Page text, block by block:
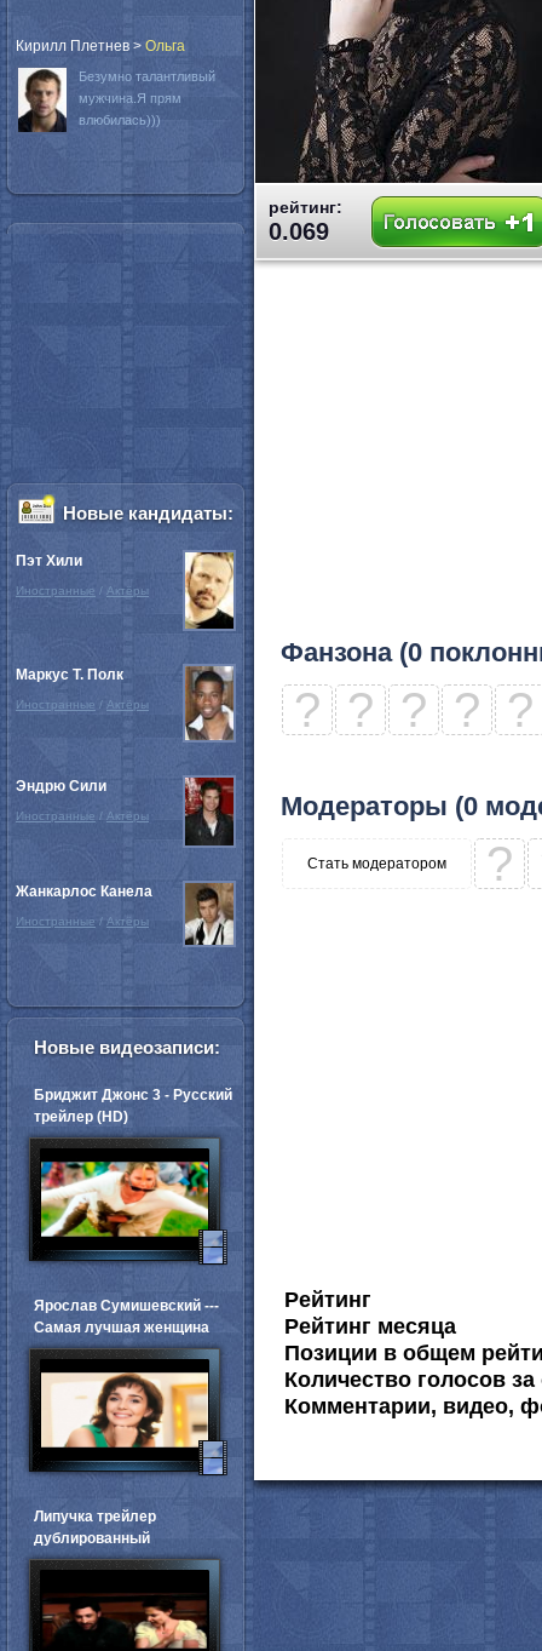
рейтинг:
0.069
Фанзона (0
? ? ? ? ?
Модераторы (0
Стать модератором ?
Рейтинг
Рейтинг месяца
Позиции в общем
Количество голосов за
Комментарии, видео,
Кирилл Плетнев > Oльга
Безумно талантливый
мужчина.Я прям
влюбилась)))
Новые кандидаты:
Пэт Хили
Иностранные / Актёры
Маркус Т. Полк
Иностранные / Актёры
Эндрю Сили
Иностранные / Актёры
Жанкарлос Канела
Иностранные / Актёры
Новые видеозаписи:
Бриджит Джонс 3 - Русский
трейлер (HD)
Ярослав Сумишевский ---
Самая лучшая женщина
Липучка трейлер
дублированный